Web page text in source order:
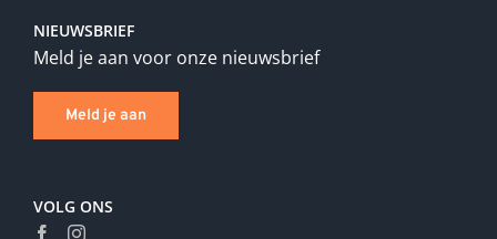
NIEUWSBRIEF
Meld je aan voor onze nieuwsbrief
Meld je aan
VOLG ONS